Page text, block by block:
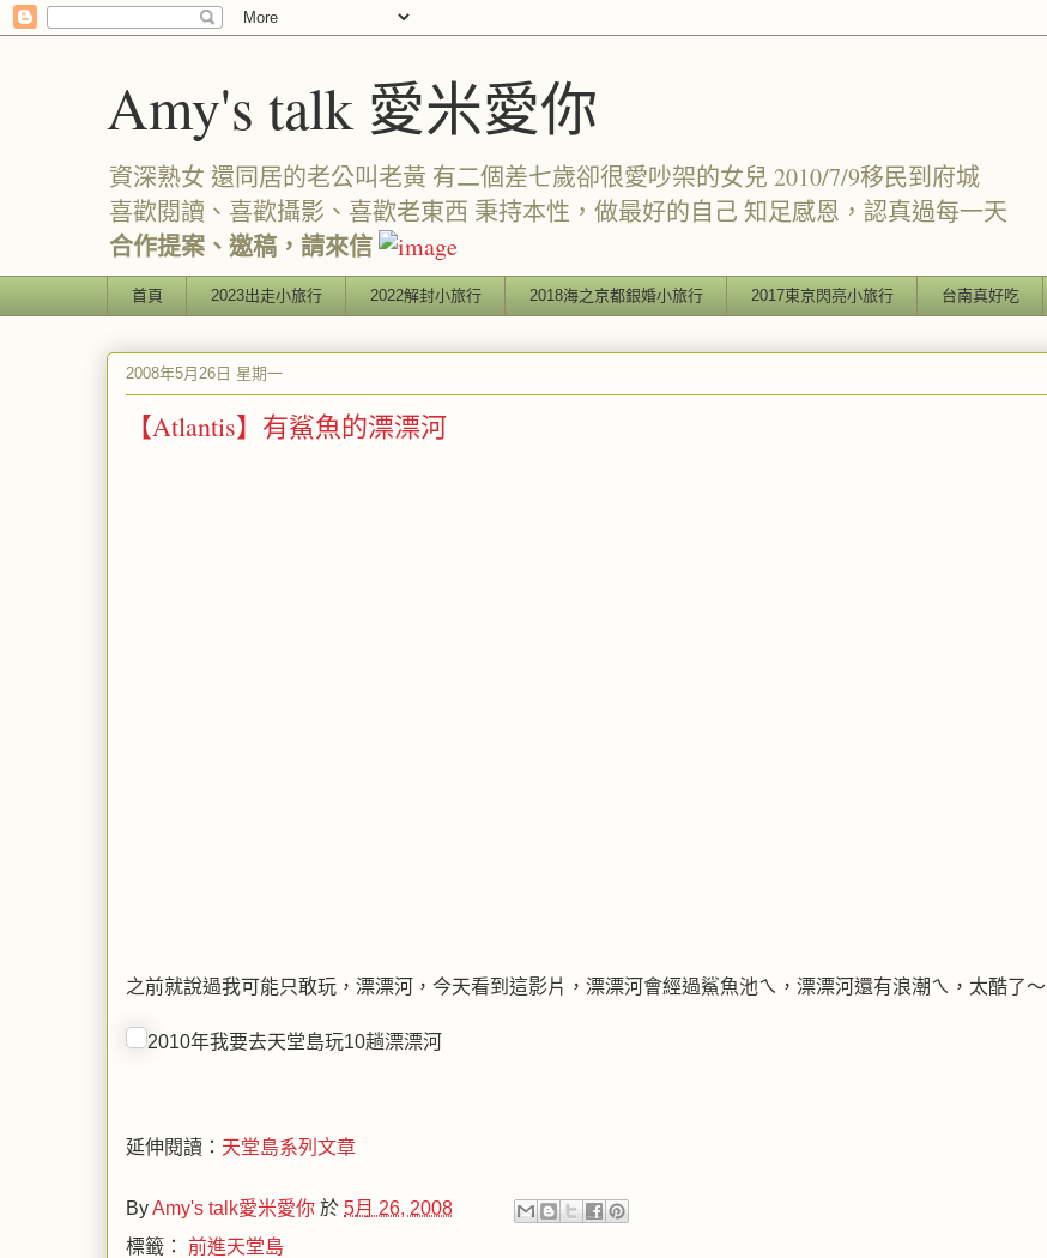
Amy's talk 愛米愛你
資深熟女 還同居的老公叫老黃 有二個差七歲卻很愛吵架的女兒 2010/7/9移民到府城
喜歡閱讀、喜歡攝影、喜歡老東西 秉持本性，做最好的自己 知足感恩，認真過每一天
合作提案、邀稿，請來信
首頁 2023出走小旅行 2022解封小旅行 2018海之京都銀婚小旅行 2017東京閃亮小旅行 台南真好吃
2008年5月26日 星期一
【Atlantis】有鯊魚的漂漂河
之前就說過我可能只敢玩，漂漂河，今天看到這影片，漂漂河會經過鯊魚池ㄟ，漂漂河還有浪潮ㄟ，太酷了～
2010年我要去天堂島玩10趟漂漂河
延伸閱讀： 天堂島系列文章
ByAmy's talk愛米愛你 於 5月 26, 2008
標籤： 前進天堂島